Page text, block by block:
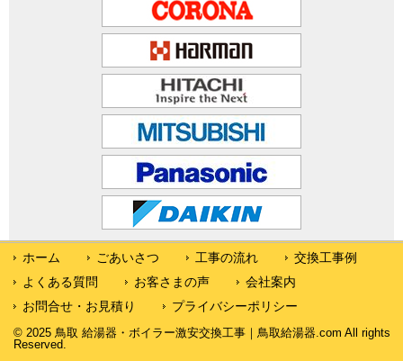
ホーム ごあいさつ 工事の流れ
交換工事例
よくある質問
お客さまの声
会社案内
お問合せ・お見積り
プライバシーポリシー
© 2025 鳥取 給湯器・ボイラー激安交換工事｜鳥取給湯器.com All rights
Reserved.